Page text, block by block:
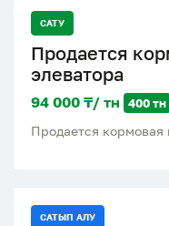
САТУ
Продается
элеватора
94 000 ₸/ тн 400 тн
Продается кормовая
САТЫП АЛУ